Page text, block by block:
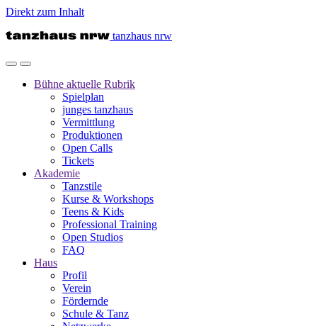
Direkt zum Inhalt
tanzhaus nrw
Bühne aktuelle Rubrik
Spielplan
junges tanzhaus
Vermittlung
Produktionen
Open Calls
Tickets
Akademie
Tanzstile
Kurse & Workshops
Teens & Kids
Professional Training
Open Studios
FAQ
Haus
Profil
Verein
Fördernde
Schule & Tanz